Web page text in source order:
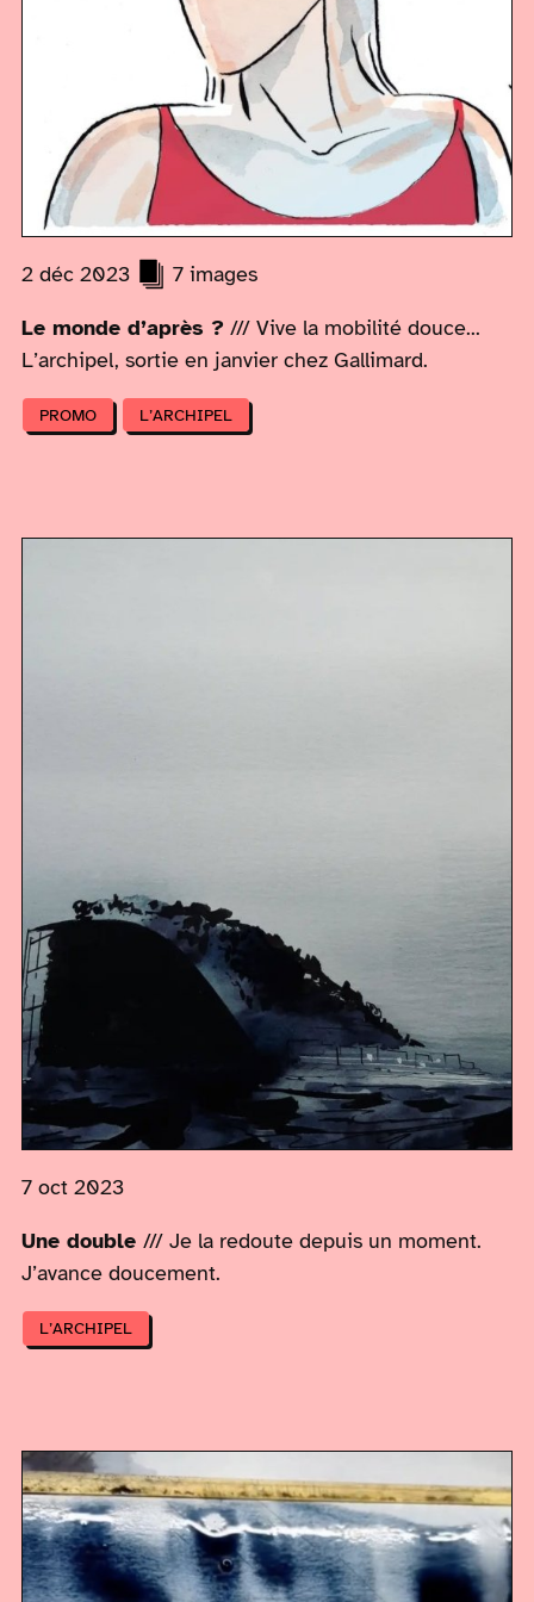
2 déc 2023 7 images
Le monde d’après ? /// Vive la mobilité douce...
L’archipel, sortie en janvier chez Gallimard.
PROMO L’ARCHIPEL
7 oct 2023
Une double /// Je la redoute depuis un moment.
J’avance doucement.
L’ARCHIPEL